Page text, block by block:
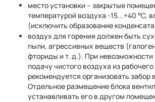
место установки – закрытые
температурой воздуха -15...+40 °С,
(исключить образование
воздух для горения должен быть
пыли, агрессивных веществ
фториды и т. д.). При невозможности
подачу чистого воздуха из
рекомендуется организовать забор
Отдельное размещение блока
устанавливать его в другом